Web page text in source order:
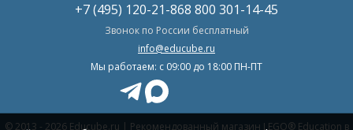
+7 (495) 120-21-868 800 301-14-45
Звонок по России бесплатный
info@educube.ru
Мы работаем: c 09:00 до 18:00 ПН-ПТ
© 2013 - 2026 Educube.ru | Рекомендованный магазин LEGO® Education в